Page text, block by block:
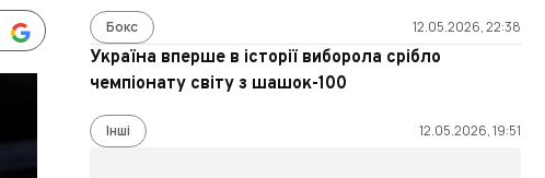
Бокс 12.05.2026, 22:38
Україна вперше в історії виборола срібло
чемпіонату світу з шашок-100
Інші 12.05.2026, 19:51